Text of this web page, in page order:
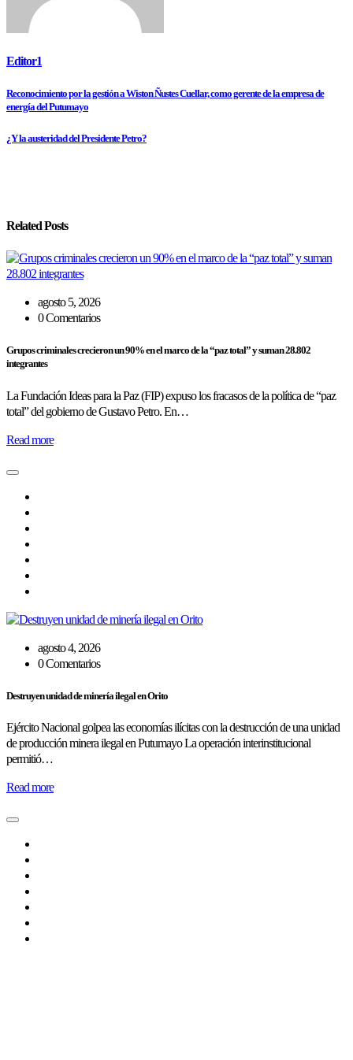
Editor1
Navegación
entradas
Reconocimiento por la gestión a Wiston Ñustes Cuellar, como gerente de la empresa de
energía del Putumayo
¿Y la austeridad del Presidente Petro?
Related Posts
agosto 5, 2026
0 Comentarios
Grupos criminales crecieron un 90% en el marco de la “paz total” y suman 28.802
integrantes
La Fundación Ideas para la Paz (FIP) expuso los fracasos de la política de “paz
total” del gobierno de Gustavo Petro. En…
Read more
agosto 4, 2026
0 Comentarios
Destruyen unidad de minería ilegal en Orito
Ejército Nacional golpea las economías ilícitas con la destrucción de una unidad
de producción minera ilegal en Putumayo La operación interinstitucional
permitió…
Read more